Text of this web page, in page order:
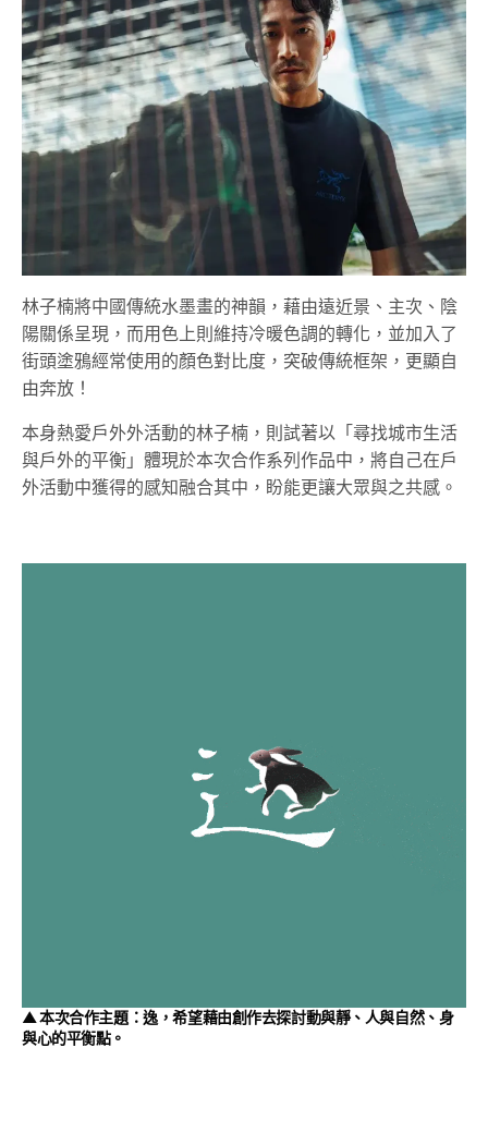
林子楠將中國傳統水墨畫的神韻，藉由遠近景、主次、陰
陽關係呈現，而用色上則維持冷暖色調的轉化，並加入了
街頭塗鴉經常使用的顏色對比度，突破傳統框架，更顯自
由奔放！
本身熱愛戶外外活動的林子楠，則試著以「尋找城市生活
與戶外的平衡」體現於本次合作系列作品中，將自己在戶
外活動中獲得的感知融合其中，盼能更讓大眾與之共感。
▲ 本次合作主題：逸，希望藉由創作去探討動與靜、人與自然、身
與心的平衡點。